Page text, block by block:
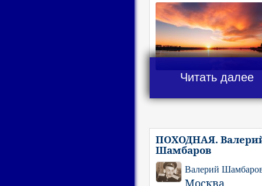
Читать далее
ПОХОДНАЯ.
Шамбаров
Валерий
Москва